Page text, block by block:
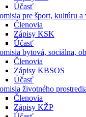
Účasť
pre šport, kultúru a
Členovia
Zápisy KSK
Účasť
bytová, sociálna,
Členovia
Zápisy KBSOS
Účasť
životného
Členovia
Zápisy KŽP